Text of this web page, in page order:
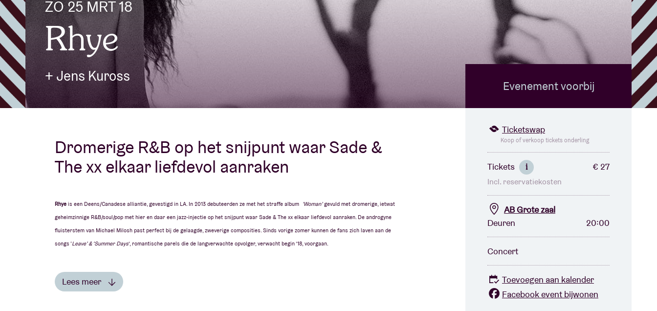
Bezoekersinfo
AB ❤ you
Over AB
Contact
ZO 25 MRT 18
Rhye
+ Jens Kuross
Dromerige R&B op het snijpunt waar Sade &
The xx elkaar liefdevol aanraken
Rhye is een Deens/Canadese alliantie, gevestigd in LA. In 2013 debuteerden ze met het straffe album ‘Woman’gevuld met dromerige, ietwat
geheimzinnige R&B/soul/pop met hier en daar een jazz-injectie op het snijpunt waar Sade & The xx elkaar liefdevol aanraken. De androgyne
fluisterstem van Michael Milosh past perfect bij de gelaagde, zweverige composities. Sinds vorige zomer kunnen de fans zich laven aan de
songs ‘Leave’ & ‘Summer Days’, romantische parels die de langverwachte opvolger, verwacht begin ’18, voorgaan.
Lees meer
Evenement voorbij
Ticketswap
Koop of verkoop tickets onderling
Tickets i € 27
Incl. reservatiekosten
AB Grote zaal
Deuren
20:00
Concert
Toevoegen aan kalender
Facebook event bijwonen